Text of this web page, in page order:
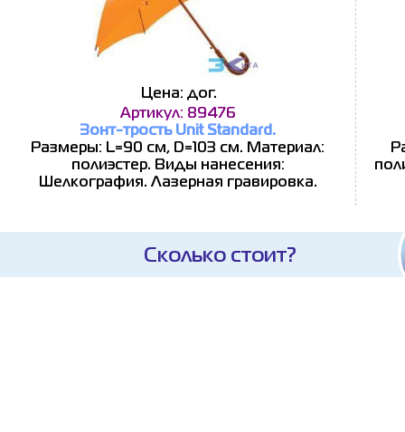
Цена: дог.
Артикул: 89476
Зонт-трость Unit Standard.
Размеры: L=90 см, D=103 см. Материал:
полиэстер. Виды нанесения:
Шелкография. Лазерная гравировка.
Сколько стоит?